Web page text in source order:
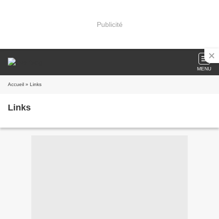
Publicité
MENU
Accueil » Links
Links